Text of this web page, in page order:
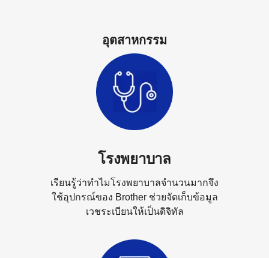
อุตสาหกรรม
โรงพยาบาล
เรียนรู้ว่าทำไมโรงพยาบาลจำนวนมากจึง
ใช้อุปกรณ์ของ Brother ช่วยจัดเก็บข้อมูล
เวชระเบียนให้เป็นดิจิทัล